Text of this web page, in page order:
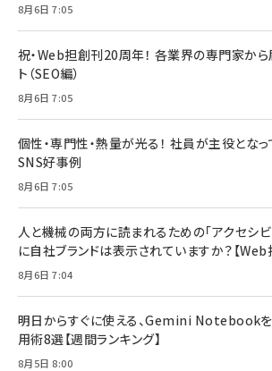
8月6日 7:05
祝・Web担創刊20周年！ 各業界の専門家か
ト（SEO編）
8月6日 7:05
個性・専門性・熱量が光る！ 社員が主役とな
SNS好事例
8月6日 7:05
人と機械の両方に読まれるための「アクセシビ
に自社ブランドは表示されていますか？【
8月6日 7:04
明日からすぐに使える、Gemini Notebook
用術8選【週間ランキング】
8月5日 8:00